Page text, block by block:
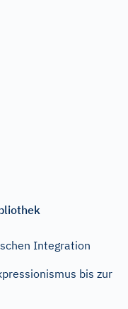
Integration
bis zur